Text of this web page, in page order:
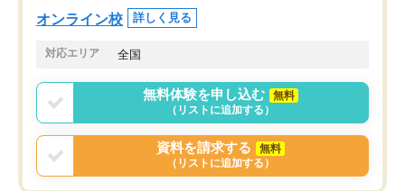
オンライン校 詳しく見る
対応エリア 全国
無料体験を申し込む
無料
（リストに追加する）
資料を請求する
無料
（リストに追加する）